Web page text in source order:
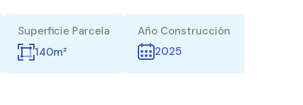
Superficie Parcela
140m²
Año Construcción
2025